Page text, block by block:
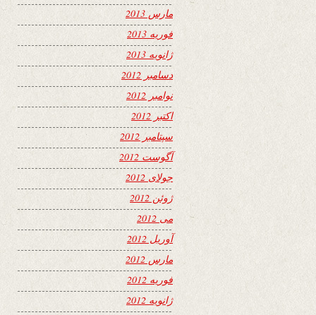
مارس 2013
فوریه 2013
ژانویه 2013
دسامبر 2012
نوامبر 2012
اکتبر 2012
سپتامبر 2012
آگوست 2012
جولای 2012
ژوئن 2012
می 2012
آوریل 2012
مارس 2012
فوریه 2012
ژانویه 2012